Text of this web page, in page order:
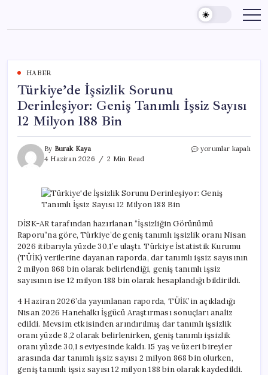
content
HABER
Türkiye’de İşsizlik Sorunu
Derinleşiyor: Geniş Tanımlı İşsiz Sayısı
12 Milyon 188 Bin
By Burak Kaya
4 Haziran 2026
2 Min Read
Türkiye’de
Geniş
Tanımlı
Sayısı
12
Milyon
188
Bin
için
yorumlar kapalı
DİSK-AR tarafından hazırlanan “İşsizliğin Görünümü
Raporu”na göre, Türkiye’de geniş tanımlı işsizlik oranı Nisan
2026 itibarıyla yüzde 30,1’e ulaştı. Türkiye İstatistik Kurumu
(TÜİK) verilerine dayanan raporda, dar tanımlı işsiz sayısının
2 milyon 868 bin olarak belirlendiği, geniş tanımlı işsiz
sayısının ise 12 milyon 188 bin olarak hesaplandığı bildirildi.
4 Haziran 2026’da yayımlanan raporda, TÜİK’in açıkladığı
Nisan 2026 Hanehalkı İşgücü Araştırması sonuçları analiz
edildi. Mevsim etkisinden arındırılmış dar tanımlı işsizlik
oranı yüzde 8,2 olarak belirlenirken, geniş tanımlı işsizlik
oranı yüzde 30,1 seviyesinde kaldı. 15 yaş ve üzeri bireyler
arasında dar tanımlı işsiz sayısı 2 milyon 868 bin olurken,
geniş tanımlı işsiz sayısı 12 milyon 188 bin olarak kaydedildi.